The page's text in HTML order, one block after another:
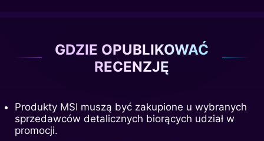
GDZIE OPUBLIKOWAĆ
RECENZJĘ
Produkty MSI muszą być zakupione u wybranych
sprzedawców detalicznych biorących udział w
promocji.